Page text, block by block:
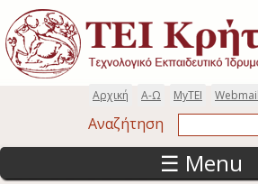
Παράκαμψη προς το κυρίως περιεχόμενο
Webmail
MyTEI
Α-Ω
Αρχική
Αναζήτηση
☰ Menu